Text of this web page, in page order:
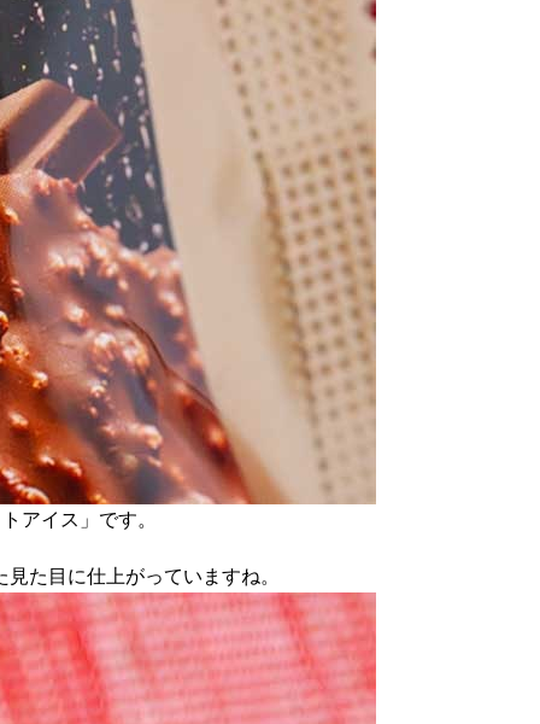
アイス」です。
た目に仕上がっていますね。